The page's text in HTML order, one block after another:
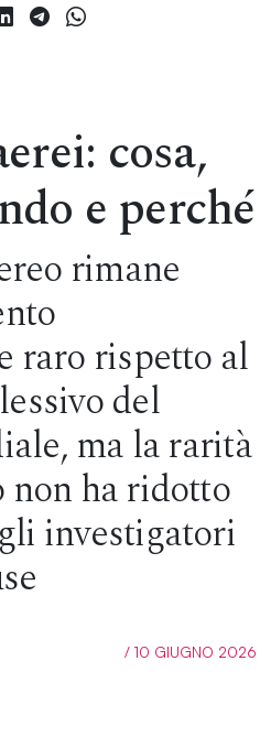
cosa,
e perché
rimane
raro rispetto al
del
ma la rarità
non ha ridotto
investigatori
/ 10 GIUGNO 2026